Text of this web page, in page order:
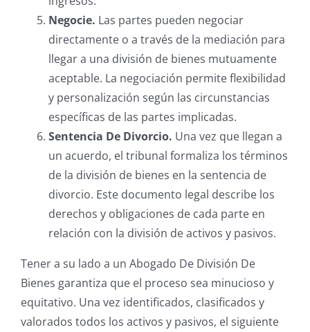
Negocie. Las partes pueden negociar
directamente o a través de la mediación para
llegar a una división de bienes mutuamente
aceptable. La negociación permite flexibilidad
y personalización según las circunstancias
específicas de las partes implicadas.
Sentencia De Divorcio. Una vez que llegan a
un acuerdo, el tribunal formaliza los términos
de la división de bienes en la sentencia de
divorcio. Este documento legal describe los
derechos y obligaciones de cada parte en
relación con la división de activos y pasivos.
Tener a su lado a un Abogado De División De
Bienes garantiza que el proceso sea minucioso y
equitativo. Una vez identificados, clasificados y
valorados todos los activos y pasivos, el siguiente